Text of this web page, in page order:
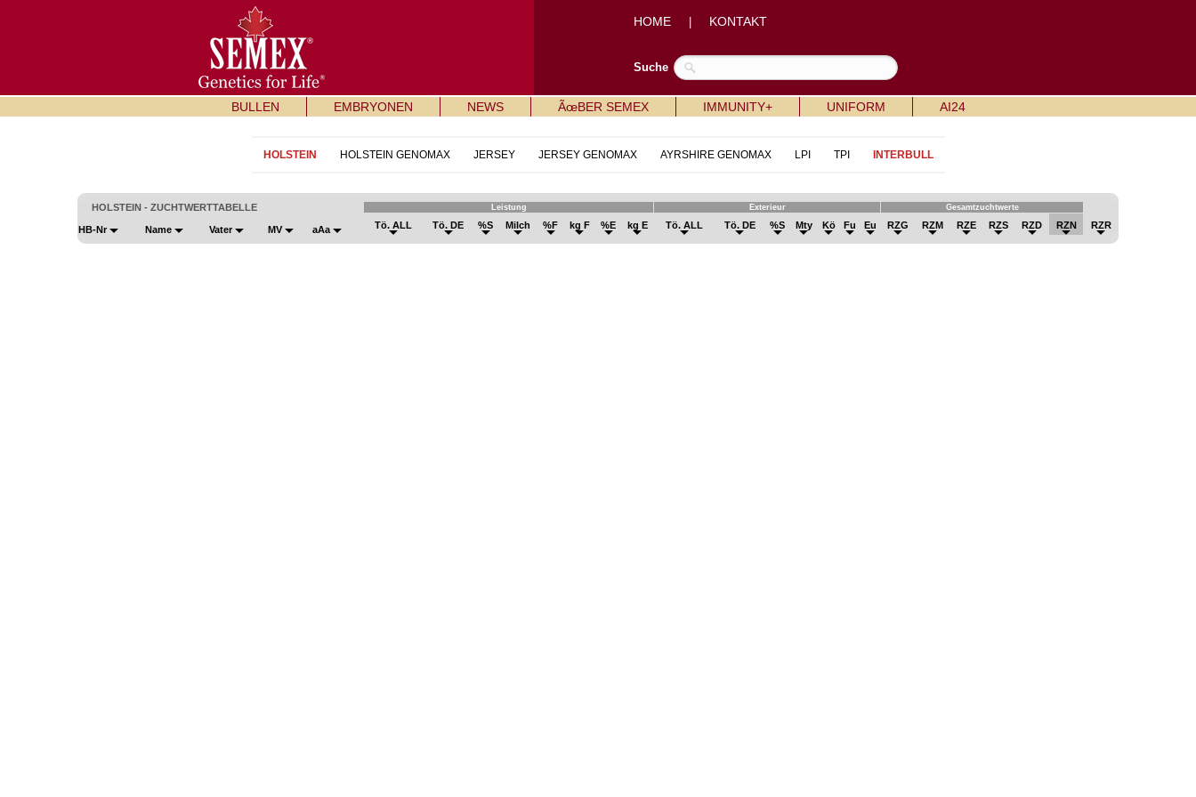
HOME KONTAKT
Suche
BULLEN EMBRYONEN NEWS ÃœBER SEMEX IMMUNITY+ UNIFORM AI24
HOLSTEIN HOLSTEIN GENOMAX JERSEY JERSEY GENOMAX AYRSHIRE GENOMAX LPI TPI INTERBULL
HOLSTEIN - ZUCHTWERTTABELLE Leistung Exterieur Gesamtzuchtwerte
HB-Nr Name Vater MV aAa Tö. ALL Tö. DE %S Milch %F kg F %E kg E Tö. ALL Tö. DE %S Mty Kö Fu Eu RZG RZM RZE RZS RZD RZN RZR